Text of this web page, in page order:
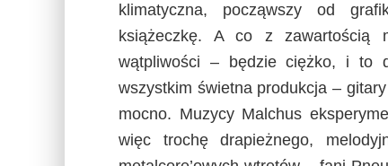
klimatyczna, począwszy od
książeczkę. A co z zawartością
wątpliwości – będzie ciężko, i to
wszystkim świetna produkcja –
mocno. Muzycy Malchus
więc trochę drapieżnego,